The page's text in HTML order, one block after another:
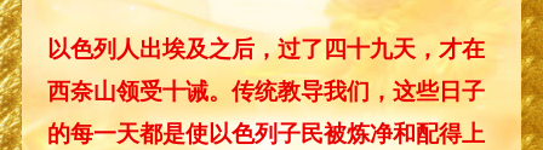
以色列人出埃及之后，过了四十九天，才在
西奈山领受十诫。传统教导我们，这些日子
的每一天都是使以色列子民被炼净和配得上